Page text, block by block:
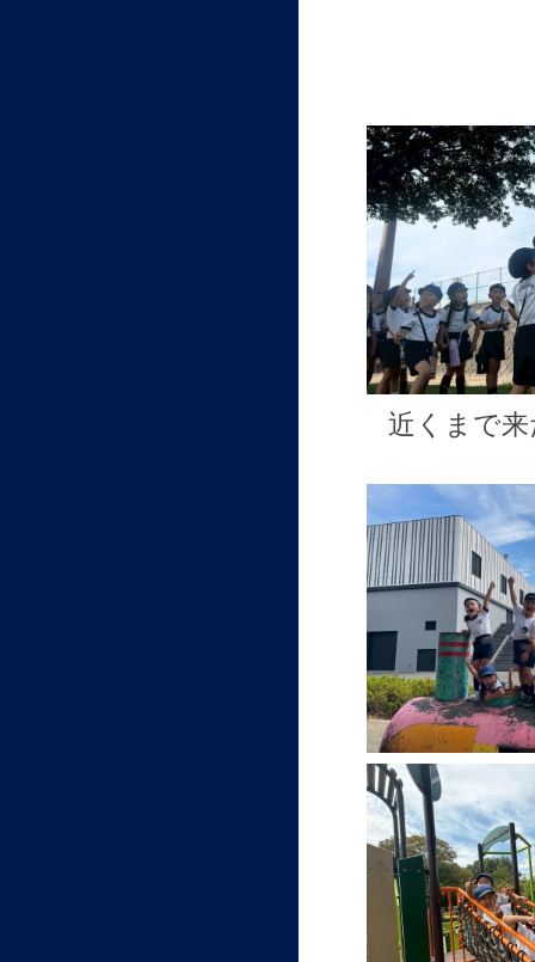
近くまで